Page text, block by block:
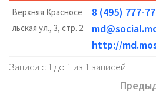
Верхняя Красносе
льская ул., 3, стр. 2
8 (495) 777-
http://
Записи с 1 до 1 из 1 записей